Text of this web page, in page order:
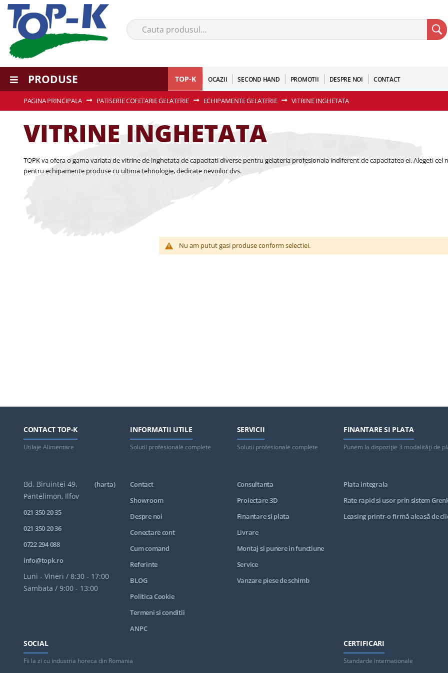
PRODUSE TOP-K OCAZII SECOND HAND PROMOTII DESPRE NOI CONTACT
PAGINA PRINCIPALA PATISERIE COFETARIE GELATERIE ECHIPAMENTE GELATERIE VITRINE INGHETATA
VITRINE INGHETATA
TOPK va ofera o gama variata de vitrine de inghetata de capacitati diverse pentru gelateria profesionala indiferent de capacitatea ei. Alegeti
pentru echipamente produse cu ultima tehnologie, dedicate nevoilor dvs.
Nu am putut gasi produse conform selectiei.
CONTACT TOP-K
Utilaje Alimentare
Bd. Biruintei 49,
Pantelimon, Ilfov
(harta)
021 350 20 35
021 350 20 36
0722 294 088
info@topk.ro
Luni - Vineri / 8:30 - 17:00
Sambata / 9:00 - 13:00
INFORMATII UTILE
Solutii profesionale complete
Contact
Showroom
Despre noi
Conectare cont
Cum comand
Referinte
BLOG
Politica Cookie
Termeni si conditii
ANPC
SERVICII
Solutii profesionale complete
Consultanta
Proiectare 3D
Finantare si plata
Livrare
Montaj si punere in functiune
Service
Vanzare piese de schimb
FINANTARE SI PLATA
Punem la dispoziţie 3 modalităţi de
Plata integrala
Rate rapid si usor prin sistem
Leasing printr-o firmă aleasă de
SOCIAL
Fii la zi cu industria horeca din Romania
CERTIFICARI
Standarde internationale